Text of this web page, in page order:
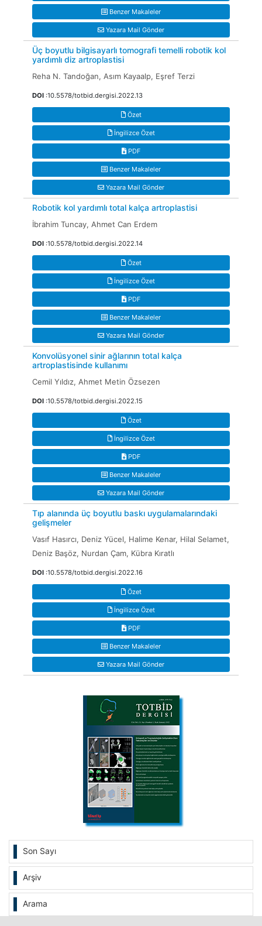
Son Sayı
Arşiv
Arama
Benzer Makaleler
Yazara Mail Gönder
Üç boyutlu bilgisayarlı tomografi temelli robotik kol
yardımlı diz artroplastisi
Reha N. Tandoğan, Asım Kayaalp, Eşref Terzi
DOI :10.5578/totbid.dergisi.2022.13
Özet
İngilizce Özet
PDF
Benzer Makaleler
Yazara Mail Gönder
Robotik kol yardımlı total kalça artroplastisi
İbrahim Tuncay, Ahmet Can Erdem
DOI :10.5578/totbid.dergisi.2022.14
Özet
İngilizce Özet
PDF
Benzer Makaleler
Yazara Mail Gönder
Konvolüsyonel sinir ağlarının total kalça
artroplastisinde kullanımı
Cemil Yıldız, Ahmet Metin Özsezen
DOI :10.5578/totbid.dergisi.2022.15
Özet
İngilizce Özet
PDF
Benzer Makaleler
Yazara Mail Gönder
Tıp alanında üç boyutlu baskı uygulamalarındaki
gelişmeler
Vasıf Hasırcı, Deniz Yücel, Halime Kenar, Hilal Selamet,
Deniz Başöz, Nurdan Çam, Kübra Kıratlı
DOI :10.5578/totbid.dergisi.2022.16
Özet
İngilizce Özet
PDF
Benzer Makaleler
Yazara Mail Gönder